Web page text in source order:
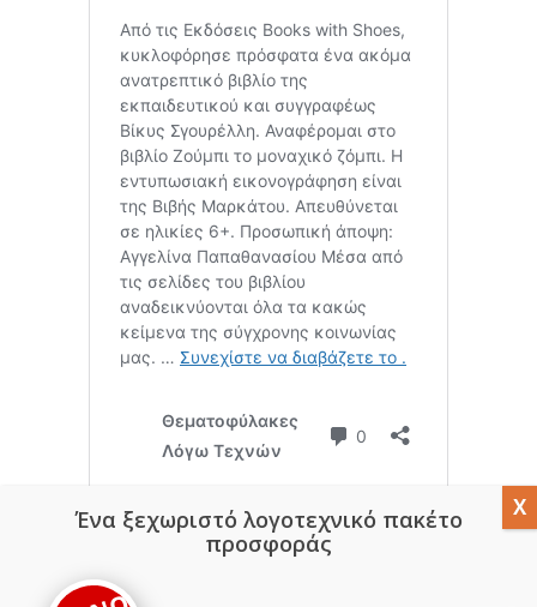
Εξαντλημένο
Ένα ξεχωριστό λογοτεχνικό πακέτο
προσφοράς